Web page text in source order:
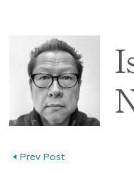
◀ Prev Post